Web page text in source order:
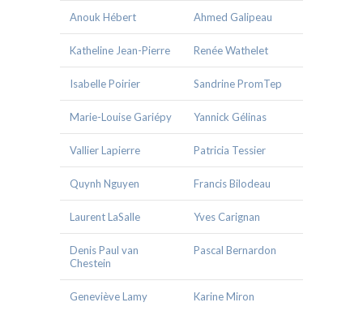
Anouk Hébert Ahmed Galipeau
Katheline Jean-Pierre Renée Wathelet
Isabelle Poirier Sandrine PromTep
Marie-Louise Gariépy Yannick Gélinas
Vallier Lapierre Patricia Tessier
Quynh Nguyen Francis Bilodeau
Laurent LaSalle Yves Carignan
Denis Paul van
Chestein
Pascal Bernardon
Geneviève Lamy Karine Miron